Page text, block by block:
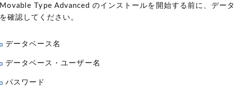
Movable Type Advanced のインストールを開始する前に、デー
を確認してください。
データベース名
データベース・ユーザー名
パスワード